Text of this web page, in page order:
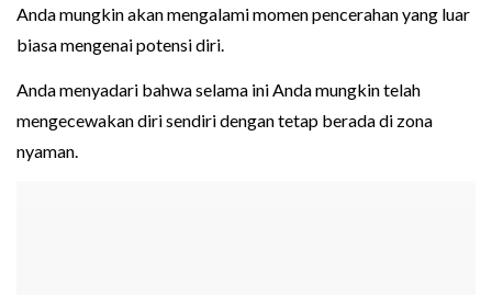
Anda mungkin akan mengalami momen pencerahan yang luar
biasa mengenai potensi diri.
Anda menyadari bahwa selama ini Anda mungkin telah
mengecewakan diri sendiri dengan tetap berada di zona
nyaman.